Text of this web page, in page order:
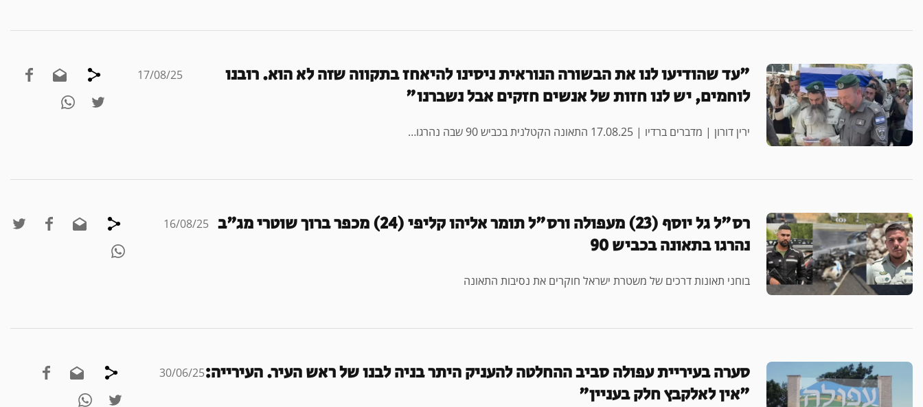
"עד שהודיעו לנו את הבשורה הנוראית ניסינו להיאחז בתקווה שזה לא הוא. רובנו
לוחמים, יש לנו חזות של אנשים חזקים אבל נשברנו"
ירין דורון | מדברים ברדיו | 17.08.25 התאונה הקטלנית בכביש 90 שבה נהרגו…
17/08/25
רס"ל גל יוסף (23) מעפולה ורס"ל תומר אליהו קליפי (24) מכפר ברוך שוטרי מג"ב
נהרגו בתאונה בכביש 90
בוחני תאונות דרכים של משטרת ישראל חוקרים את נסיבות התאונה
16/08/25
סערה בעיריית עפולה סביב ההחלטה להעניק היתר בניה לבנו של ראש העיר. העירייה:
"אין לאלקבץ חלק בעניין"
30/06/25